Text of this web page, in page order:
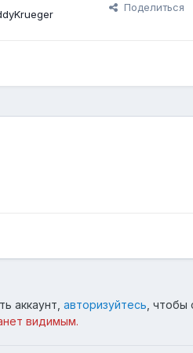
Поделиться
аккаунт, авторизуйтесь ,
видимым.